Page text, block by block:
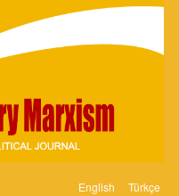
English Türkçe